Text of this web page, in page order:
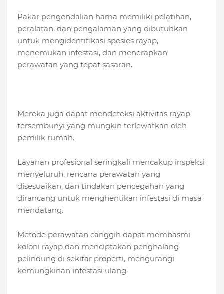
Pakar pengendalian hama memiliki pelatihan,
peralatan, dan pengalaman yang dibutuhkan
untuk mengidentifikasi spesies rayap,
menemukan infestasi, dan menerapkan
perawatan yang tepat sasaran.
Mereka juga dapat mendeteksi aktivitas rayap
tersembunyi yang mungkin terlewatkan oleh
pemilik rumah.
Layanan profesional seringkali mencakup inspeksi
menyeluruh, rencana perawatan yang
disesuaikan, dan tindakan pencegahan yang
dirancang untuk menghentikan infestasi di masa
mendatang.
Metode perawatan canggih dapat membasmi
koloni rayap dan menciptakan penghalang
pelindung di sekitar properti, mengurangi
kemungkinan infestasi ulang.